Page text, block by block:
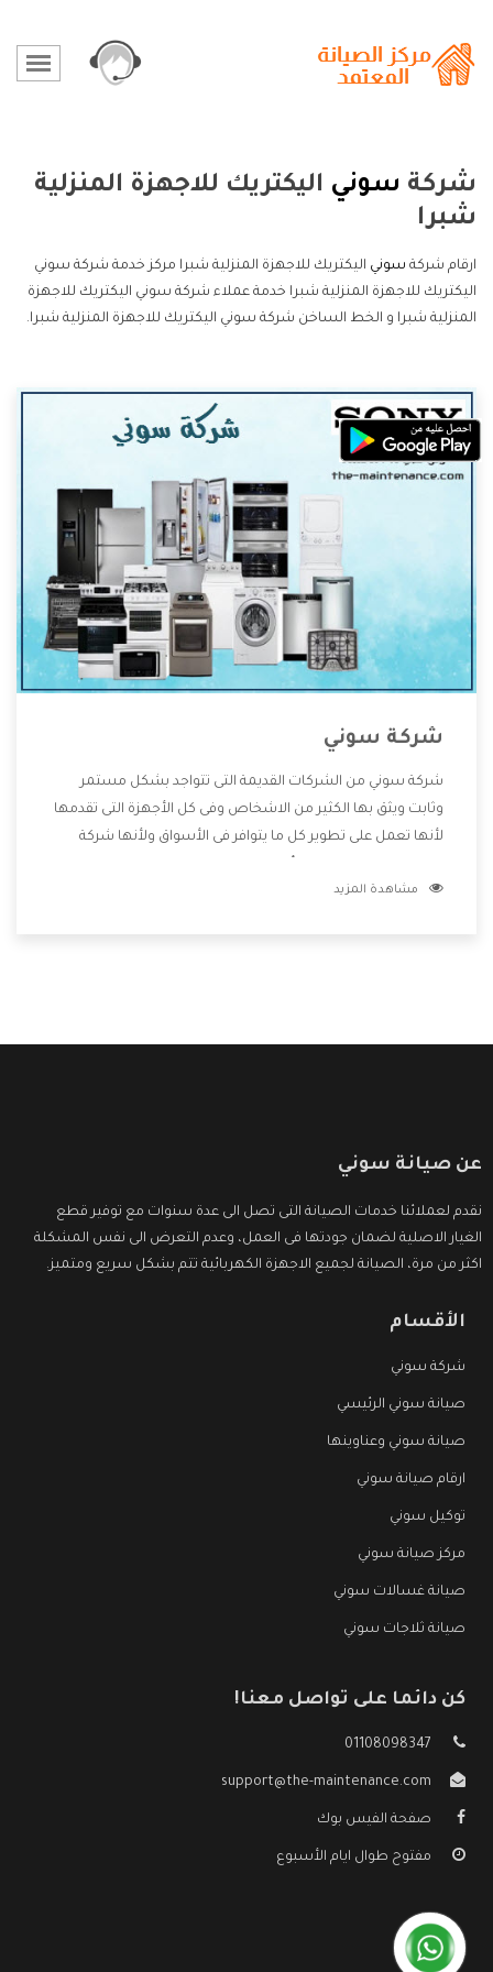
شركة سوني اليكتريك للاجهزة المنزلية
شبرا
ارقام شركة سوني اليكتريك للاجهزة المنزلية شبرا مركز خدمة شركة سوني
اليكتريك للاجهزة المنزلية شبرا خدمة عملاء شركة سوني اليكتريك للاجهزة
المنزلية شبرا و الخط الساخن شركة سوني اليكتريك للاجهزة المنزلية شبرا.
شركة سوني
شركة سوني من الشركات القديمة التى تتواجد بشكل مستمر
وثابت ويثق بها الكثير من الاشخاص وفى كل الأجهزة التى تقدمها
لأنها تعمل على تطوير كل ما يتوافر فى الأسواق ولأنها شركة
وتقدم للعملاء أقوى العروض والخصومات التى تسهل على
مشاهدة المزيد
عن صيانة سوني
نقدم لعملائنا خدمات الصيانة التى تصل الى عدة سنوات مع توفير قطع
الغيار الاصلية لضمان جودتها فى العمل، وعدم التعرض الى نفس المشكلة
اكثر من مرة، الصيانة لجميع الاجهزة الكهربائية تتم بشكل سريع ومتميز.
الأقسام
شركة سوني
صيانة سوني الرئيسي
صيانة سوني وعناوينها
ارقام صيانة سوني
توكيل سوني
مركز صيانة سوني
صيانة غسالات سوني
صيانة ثلاجات سوني
كن دائما على تواصل معنا!
01108098347
support@the-maintenance.com
صفحة الفيس بوك
مفتوح طوال ايام الأسبوع